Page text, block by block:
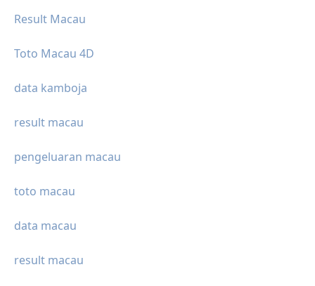
Result Macau
Toto Macau 4D
data kamboja
result macau
pengeluaran macau
toto macau
data macau
result macau